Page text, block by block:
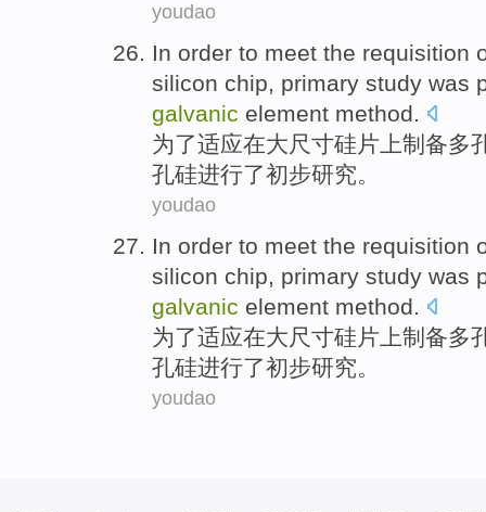
youdao
In order to meet the requisition
silicon chip, primary study was
galvanic element method.
为了适应在大尺寸硅片 上制备多
孔硅进行了初步研究。
youdao
In order to meet the requisition
silicon chip, primary study was
galvanic element method.
为了适应在大尺寸硅片 上制备多
孔硅进行了初步研究。
youdao